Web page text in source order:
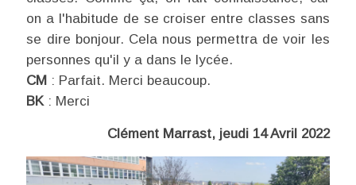
on a l'habitude de se croiser entre classes sans
se dire bonjour. Cela nous permettra de voir les
personnes qu'il y a dans le lycée.
CM : Parfait. Merci beaucoup.
BK: Merci
Clément Marrast, jeudi 14 Avril 2022